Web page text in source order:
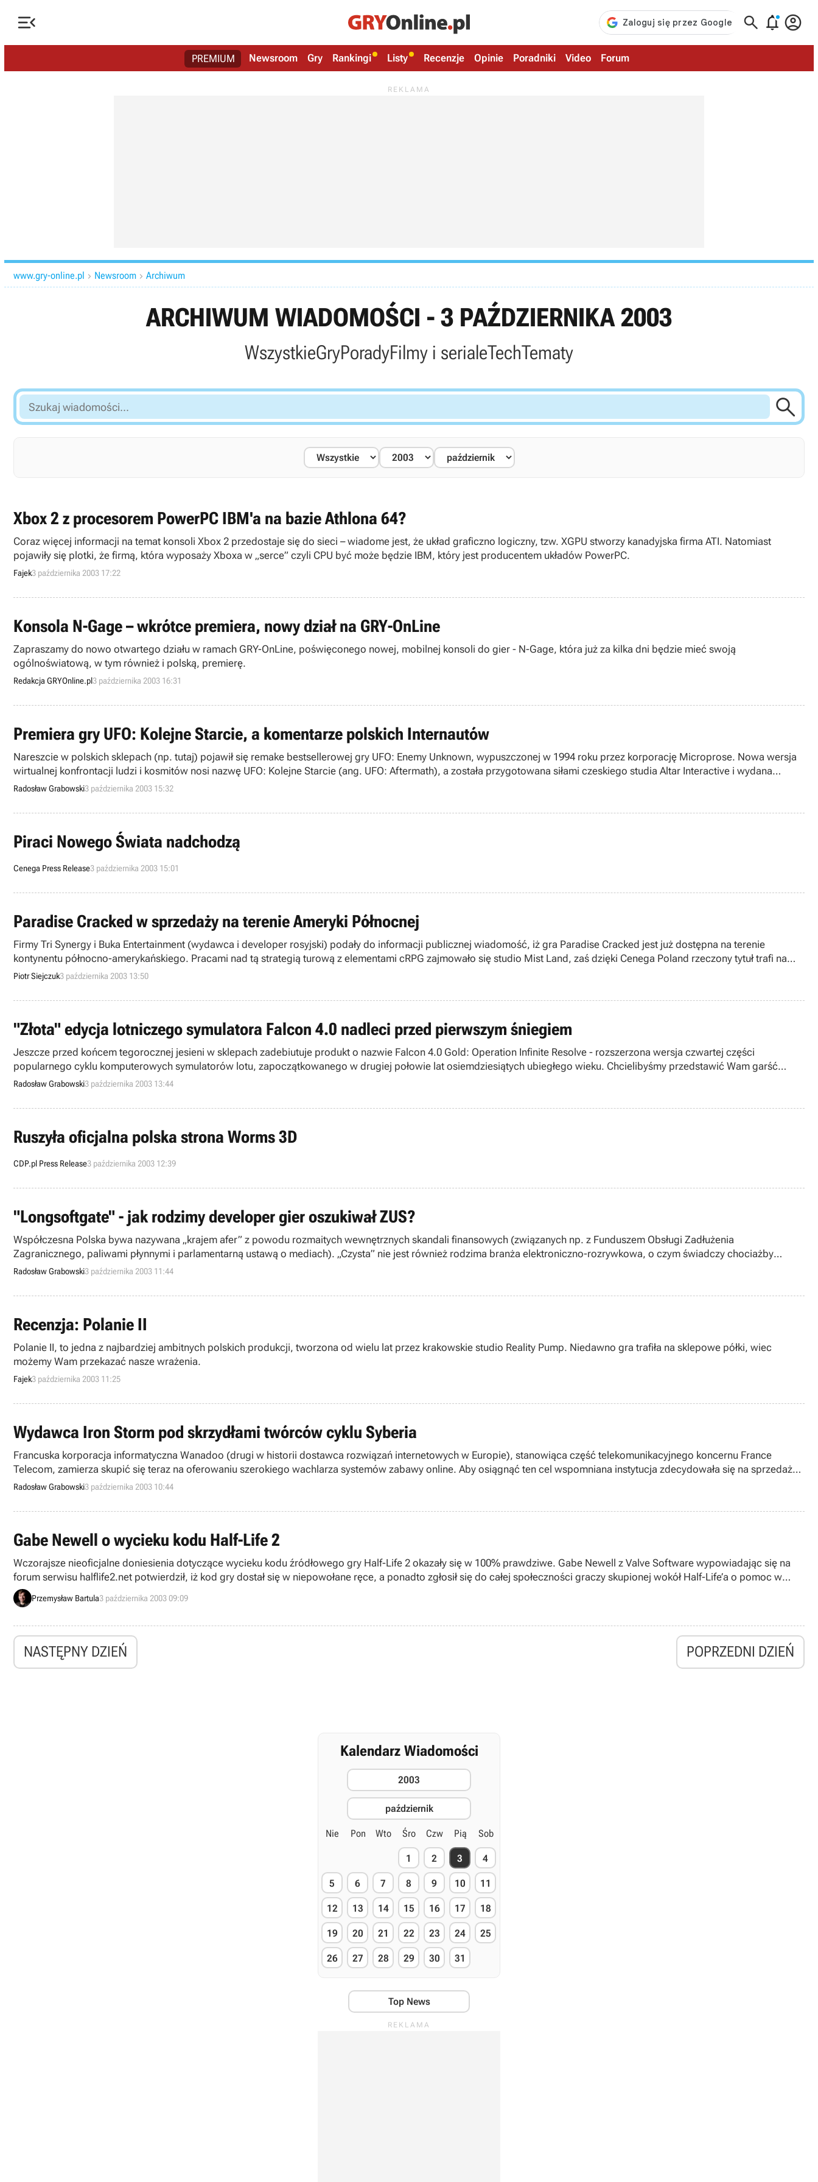
   
PREMIUM Newsroom Gry Rankingi Listy Recenzje Opinie Poradniki Video Forum
www.gry-online.pl  Newsroom  Archiwum
ARCHIWUM WIADOMOŚCI - 3 PAŹDZIERNIKA 2003
WszystkieGryPoradyFilmy i serialeTechTematy
Szukaj
wiadomości...

Xbox 2 z procesorem PowerPC IBM'a na bazie Athlona 64?
Coraz więcej informacji na temat konsoli Xbox 2 przedostaje się do sieci – wiadome jest, że układ graficzno logiczny, tzw. XGPU stworzy kanadyjska firma ATI. Natomiast
pojawiły się plotki, że firmą, która wyposaży Xboxa w „serce” czyli CPU być może będzie IBM, który jest producentem układów PowerPC.
Fajek3 października 2003 17:22
Konsola N-Gage – wkrótce premiera, nowy dział na GRY-OnLine
Zapraszamy do nowo otwartego działu w ramach GRY-OnLine, poświęconego nowej, mobilnej konsoli do gier - N-Gage, która już za kilka dni będzie mieć swoją
ogólnoświatową, w tym również i polską, premierę.
Redakcja GRYOnline.pl3 października 2003 16:31
Premiera gry UFO: Kolejne Starcie, a komentarze polskich Internautów
Nareszcie w polskich sklepach (np. tutaj) pojawił się remake bestsellerowej gry UFO: Enemy Unknown, wypuszczonej w 1994 roku przez korporację Microprose. Nowa wersja
wirtualnej konfrontacji ludzi i kosmitów nosi nazwę UFO: Kolejne Starcie (ang. UFO: Aftermath), a została przygotowana siłami czeskiego studia Altar Interactive i wydana
nakładem koncernu Cenega. Szczegółowe wiadomości o rodzimej premierze wspomnianego produktu znajdują się pod tym adresem. Natomiast poniżej przedstawiamy Wam
Radosław Grabowski3 października 2003 15:32
Piraci Nowego Świata nadchodzą
Cenega Press Release3 października 2003 15:01
Paradise Cracked w sprzedaży na terenie Ameryki Północnej
Firmy Tri Synergy i Buka Entertainment (wydawca i developer rosyjski) podały do informacji publicznej wiadomość, iż gra Paradise Cracked jest już dostępna na terenie
kontynentu północno-amerykańskiego. Pracami nad tą strategią turową z elementami cRPG zajmowało się studio Mist Land, zaś dzięki Cenega Poland rzeczony tytuł trafi na
półki sklepów w ojczyźnie już 17 października, jako tytuł z serii PTG – w dość przystępnej cenie 59,90 PLN.
Piotr Siejczuk3 października 2003 13:50
"Złota" edycja lotniczego symulatora Falcon 4.0 nadleci przed pierwszym śniegiem
Jeszcze przed końcem tegorocznej jesieni w sklepach zadebiutuje produkt o nazwie Falcon 4.0 Gold: Operation Infinite Resolve - rozszerzona wersja czwartej części
popularnego cyklu komputerowych symulatorów lotu, zapoczątkowanego w drugiej połowie lat osiemdziesiątych ubiegłego wieku. Chcielibyśmy przedstawić Wam garść
nowych materiałów tekstowo-graficznych nt. wspomnianego dzieła połączonych sztabów firm Xicat Interactive i Force 12 Studios.
Radosław Grabowski3 października 2003 13:44
Ruszyła oficjalna polska strona Worms 3D
CDP.pl Press Release3 października 2003 12:39
"Longsoftgate" - jak rodzimy developer gier oszukiwał ZUS?
Współczesna Polska bywa nazywana „krajem afer” z powodu rozmaitych wewnętrznych skandali finansowych (związanych np. z Funduszem Obsługi Zadłużenia
Zagranicznego, paliwami płynnymi i parlamentarną ustawą o mediach). „Czysta” nie jest również rodzima branża elektroniczno-rozrywkowa, o czym świadczy chociażby
wszczęte właśnie śledztwo w sprawie dolnośląskiej firmy Longsoft Multimedia (Leryx Longsoft/Longsoft Games). Ta jednostka odpowiada za powstanie m.in. takich gier jak:
Radosław Grabowski3 października 2003 11:44
Recenzja: Polanie II
Polanie II, to jedna z najbardziej ambitnych polskich produkcji, tworzona od wielu lat przez krakowskie studio Reality Pump. Niedawno gra trafiła na sklepowe półki, wiec
możemy Wam przekazać nasze wrażenia.
Fajek3 października 2003 11:25
Wydawca Iron Storm pod skrzydłami twórców cyklu Syberia
Francuska korporacja informatyczna Wanadoo (drugi w historii dostawca rozwiązań internetowych w Europie), stanowiąca część telekomunikacyjnego koncernu France
Telecom, zamierza skupić się teraz na oferowaniu szerokiego wachlarza systemów zabawy online. Aby osiągnąć ten cel wspomniana instytucja zdecydowała się na sprzedaż
swojego zasłużonego działu elektroniczno-rozrywkowego, czyli wydawcy m.in. Iron Storm i Celtic Kings: Rage of War.
Radosław Grabowski3 października 2003 10:44
Gabe Newell o wycieku kodu Half-Life 2
Wczorajsze nieoficjalne doniesienia dotyczące wycieku kodu źródłowego gry Half-Life 2 okazały się w 100% prawdziwe. Gabe Newell z Valve Software wypowiadając się na
forum serwisu halflife2.net potwierdził, iż kod gry dostał się w niepowołane ręce, a ponadto zgłosił się do całej społeczności graczy skupionej wokół Half-Life’a o pomoc w
odnalezieniu winnych popełnienia tej „zbrodni”. Każdy kto może pomóc w ujęciu sprawcy włamania do sieci Valve (bo tą drogą kod wydostał się z firmy) proszony jest o
kontakt drogą e-mailową -helpvalve@valvesoftware.com
Przemysław Bartula3 października 2003 09:09
NASTĘPNY DZIEŃ POPRZEDNI DZIEŃ
Kalendarz Wiadomości
2003
październik
Nie Pon Wto Śro Czw Pią Sob
1 2 3 4
5 6 7 8 9 10 11
12 13 14 15 16 17 18
19 20 21 22 23 24 25
26 27 28 29 30 31
Top News